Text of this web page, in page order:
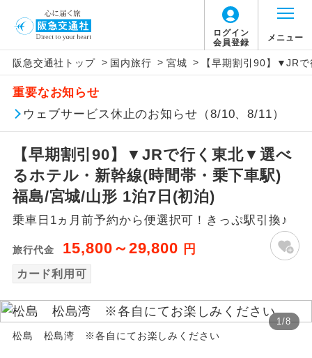
ログイン
会員登録
メニュー
阪急交通社トップ > 国内旅行 > 宮城 > 【早期割引90】▼JR
重要なお知らせ
ウェブサービス休止のお知らせ（8/10、8/11）
【早期割引90】▼JRで行く東北▼選べ
るホテル・新幹線(時間帯・乗下車駅)
福島/宮城/山形 1泊7日(初泊)
乗車日1ヵ月前予約から便選択可！きっぷ駅引換♪
旅行代金 15,800～29,800 円
カード利用可
1/8
松島 松島湾 ※各自にてお楽しみください
アイコン 説明
添乗員同行
往路出発空港（駅）から復路到着空港
（駅）まで同行します。
現地添乗員同
行
現地到着空港（駅）から最終日出発空港
（駅）まで添乗員が同行します。
バスガイド乗
務
バスガイドが乗務し、車内での観光案内
があります。
新コース 初登場のコースです。
然遺産を訪ねるコースです。
絶景 絶景スポットに立ち寄るコースです。